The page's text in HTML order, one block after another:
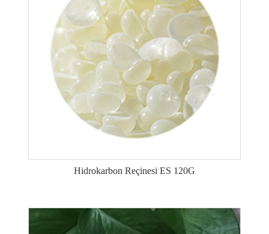
Hidrokarbon Reçinesi ES 120G